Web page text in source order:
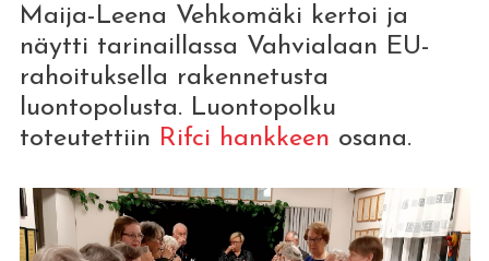
Maija-Leena Vehkomäki kertoi ja
näytti tarinaillassa Vahvialaan EU-
rahoituksella rakennetusta
luontopolusta. Luontopolku
toteutettiin Rifci hankkeen osana.